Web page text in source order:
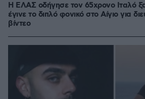
Η ΕΛΑΣ οδήγησε τον 65χρονο Ιταλό
έγινε το διπλό φονικό στο Αίγιο για
βίντεο